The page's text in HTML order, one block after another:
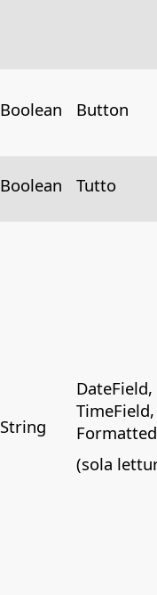
Boolean Button
Boolean Tutto
String
DateField,
TimeField,
(sola